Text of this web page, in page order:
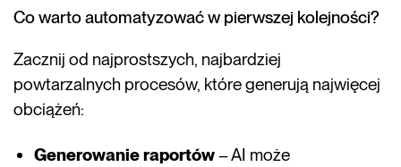
Co warto automatyzować w pierwszej kolejności?
Zacznij od najprostszych, najbardziej
powtarzalnych procesów, które generują najwięcej
obciążeń:
Generowanie raportów– AI może